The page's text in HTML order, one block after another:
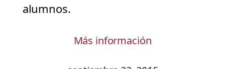
alumnos.
Más información